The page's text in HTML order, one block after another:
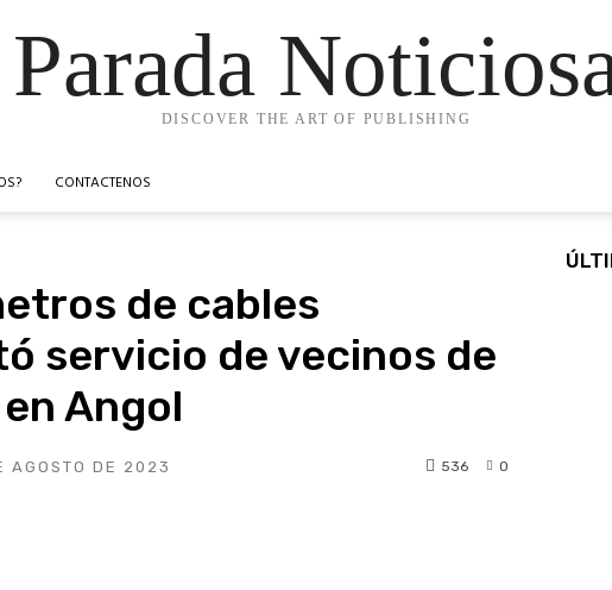
Parada
DISCOVER THE ART OF PUBLISHING
CONTACTENOS
de cables
servicio de vecinos de
Angol
AGOSTO DE 2023 0
536